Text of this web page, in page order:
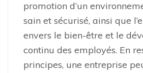
promotion d’un
sain et sécurisé, ainsi que
envers le bien-être et le
continu des employés. En
principes, une entreprise